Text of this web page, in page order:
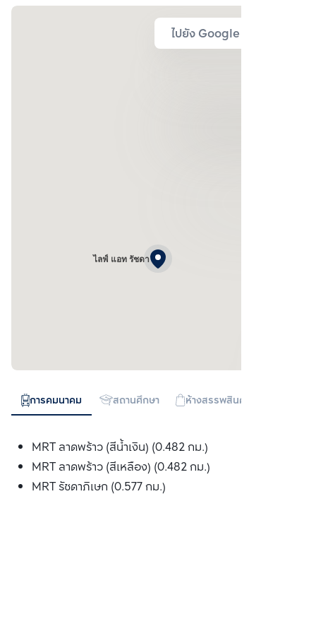
ไปยัง Google Map
ไลฟ์ แอท รัชดา
การคมนาคม สถานศึกษา ห้างสรรพสินค้า
MRT ลาดพร้าว (สีน้ำเงิน) (0.482 กม.)
MRT ลาดพร้าว (สีเหลือง) (0.482 กม.)
MRT รัชดาภิเษก (0.577 กม.)